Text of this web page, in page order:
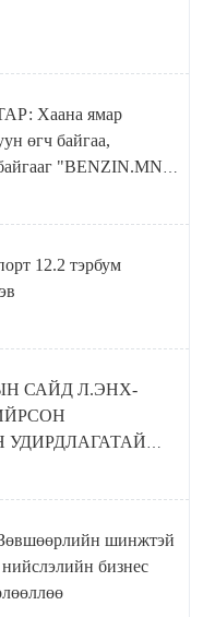
Хаана ямар
өгч байгаа,
"BENZIN.MN”
12.2 тэрбум
САЙД Л.ЭНХ-
шинжтэй
нийслэлийн бизнес